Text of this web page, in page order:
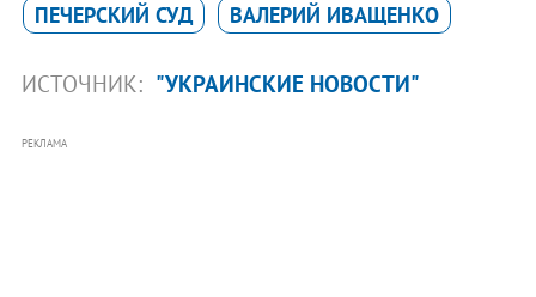
ПЕЧЕРСКИЙ СУД ВАЛЕРИЙ ИВАЩЕНКО
ИСТОЧНИК: "УКРАИНСКИЕ НОВОСТИ"
РЕКЛАМА